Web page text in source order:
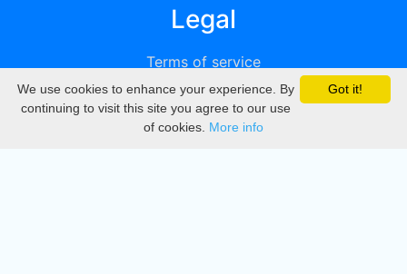
Legal
Terms of service
Privacy
DMCA
Got it!
We use cookies to enhance your experience. By
continuing to visit this site you agree to our use
of cookies. More info